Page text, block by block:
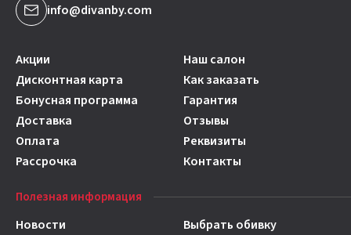
info@divanby.com
Акции
Наш салон
Дисконтная карта
Как заказать
Бонусная программа
Гарантия
Доставка
Отзывы
Оплата
Реквизиты
Рассрочка
Контакты
Полезная информация
Новости
Выбрать обивку